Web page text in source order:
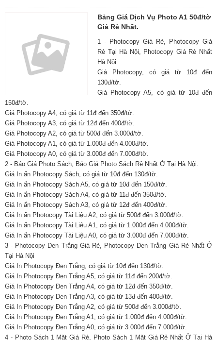
Bảng Giá Dịch Vụ Photo A1 50đ/tờ
Giá Rẻ Nhất.
1 - Photocopy Giá Rẻ, Photocopy Giá
Rẻ Tại Hà Nội, Photocopy Giá Rẻ Nhất
Hà Nội
Giá Photocopy, có giá từ 10đ đến
130đ/tờ.
Giá Photocopy A5, có giá từ 10đ đến
150đ/tờ.
Giá Photocopy A4, có giá từ 11đ đến 350đ/tờ.
Giá Photocopy A3, có giá từ 12đ đến 400đ/tờ.
Giá Photocopy A2, có giá từ 500đ đến 3.000đ/tờ.
Giá Photocopy A1, có giá từ 1.000đ đến 4.000đ/tờ.
Giá Photocopy A0, có giá từ 3.000đ đến 7.000đ/tờ.
2 - Báo Giá Photo Sách, Báo Giá Photo Sách Rẻ Nhất Ở Tại Hà Nội.
Giá In ấn Photocopy Sách, có giá từ 10đ đến 130đ/tờ.
Giá In ấn Photocopy Sách A5, có giá từ 10đ đến 150đ/tờ.
Giá In ấn Photocopy Sách A4, có giá từ 11đ đến 350đ/tờ.
Giá In ấn Photocopy Sách A3, có giá từ 12đ đến 400đ/tờ.
Giá In ấn Photocopy Tài Liệu A2, có giá từ 500đ đến 3.000đ/tờ.
Giá In ấn Photocopy Tài Liệu A1, có giá từ 1.000đ đến 4.000đ/tờ.
Giá In ấn Photocopy Tài Liệu A0, có giá từ 3.000đ đến 7.000đ/tờ.
3 - Photocopy Đen Trắng Giá Rẻ, Photocopy Đen Trắng Giá Rẻ Nhất Ở
Tại Hà Nội
Giá In Photocopy Đen Trắng, có giá từ 10đ đến 130đ/tờ.
Giá In Photocopy Đen Trắng A5, có giá từ 11đ đến 200đ/tờ.
Giá In Photocopy Đen Trắng A4, có giá từ 12đ đến 350đ/tờ.
Giá In Photocopy Đen Trắng A3, có giá từ 13đ đến 400đ/tờ.
Giá In Photocopy Đen Trắng A2, có giá từ 500đ đến 3.000đ/tờ.
Giá In Photocopy Đen Trắng A1, có giá từ 1.000đ đến 4.000đ/tờ.
Giá In Photocopy Đen Trắng A0, có giá từ 3.000đ đến 7.000đ/tờ.
4 - Photo Sách 1 Mặt Giá Rẻ, Photo Sách 1 Mặt Giá Rẻ Nhất Ở Tại Hà